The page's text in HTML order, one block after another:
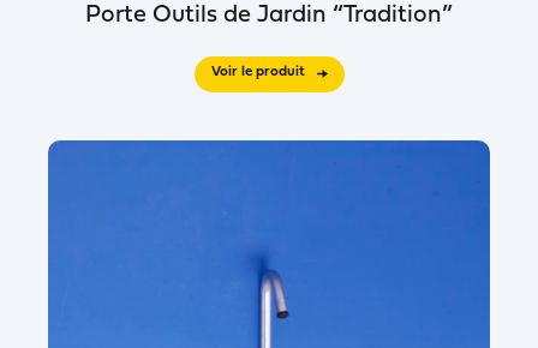
Porte Outils de Jardin “Tradition”
Voir le produit